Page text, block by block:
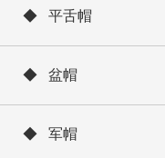
◆ 平舌帽
◆ 盆帽
◆ 军帽